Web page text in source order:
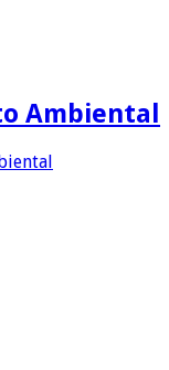
Ambiental